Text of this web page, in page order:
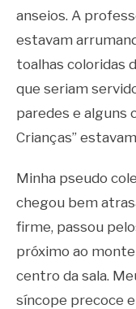
anseios. A
estavam
toalhas coloridas
que seriam
paredes e alguns
Crianças”
Minha pseudo
chegou bem
firme, passou
próximo ao
centro da sala.
síncope precoce